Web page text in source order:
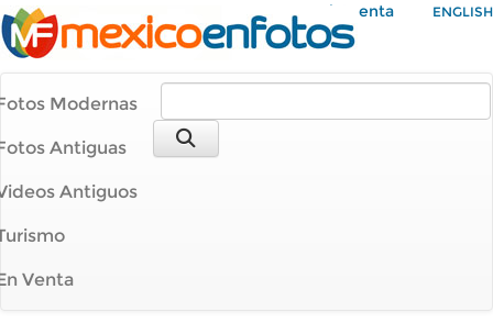
Mi Cuenta ENGLISH
Modernas
Antiguas
Antiguos
Venta